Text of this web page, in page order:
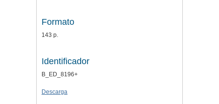
Formato
143 p.
Identificador
B_ED_8196+
Descarga